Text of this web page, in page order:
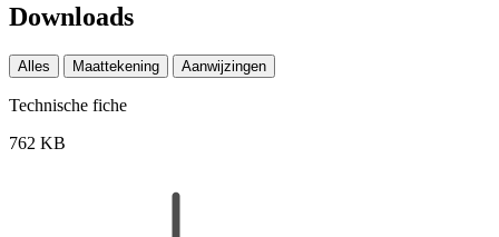
Downloads
Alles Maattekening Aanwijzingen
Technische fiche
762 KB